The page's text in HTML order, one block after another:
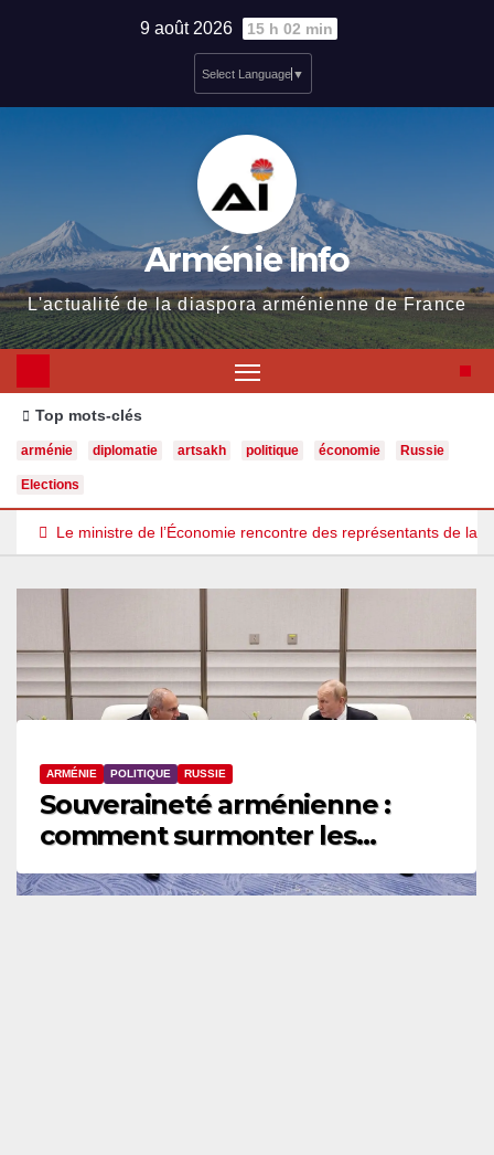
9 août 2026 15 h 02 min
Select Language ▼
Arménie Info
L'actualité de la diaspora arménienne de France
Top mots-clés
arménie diplomatie artsakh politique économie Russie
Elections
Le ministre de l’Économie rencontre des représentants de la